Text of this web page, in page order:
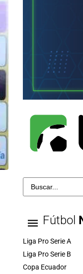
Fútbol
Liga Pro Serie A
Liga Pro Serie B
Copa Ecuador